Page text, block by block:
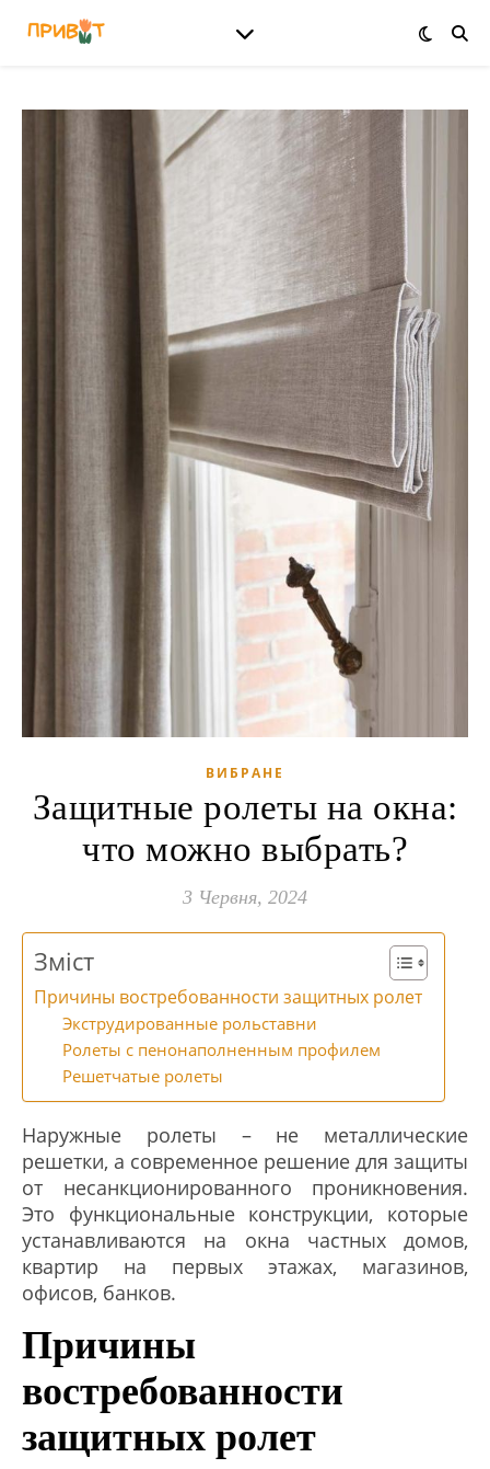
ВИБРАНЕ
Защитные ролеты на окна:
что можно выбрать?
3 Червня, 2024
Зміст
Причины востребованности защитных ролет
Экструдированные рольставни
Ролеты с пенонаполненным профилем
Решетчатые ролеты
Наружные ролеты – не металлические
решетки, а современное решение для защиты
от несанкционированного проникновения.
Это функциональные конструкции, которые
устанавливаются на окна частных домов,
квартир на первых этажах, магазинов,
офисов, банков.
Причины
востребованности
защитных ролет